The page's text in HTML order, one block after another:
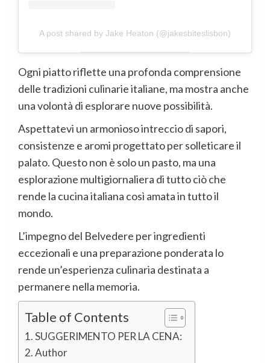
A post shared by Jake Heaton (@jakesbiteslisbon)
Ogni piatto riflette una profonda comprensione
delle tradizioni culinarie italiane, ma mostra anche
una volontà di esplorare nuove possibilità.
Aspettatevi un armonioso intreccio di sapori,
consistenze e aromi progettato per solleticare il
palato. Questo non è solo un pasto, ma una
esplorazione multigiornaliera di tutto ciò che
rende la cucina italiana così amata in tutto il
mondo.
L’impegno del Belvedere per ingredienti
eccezionali e una preparazione ponderata lo
rende un’esperienza culinaria destinata a
permanere nella memoria.
Table of Contents
SUGGERIMENTO PER LA CENA:
Author